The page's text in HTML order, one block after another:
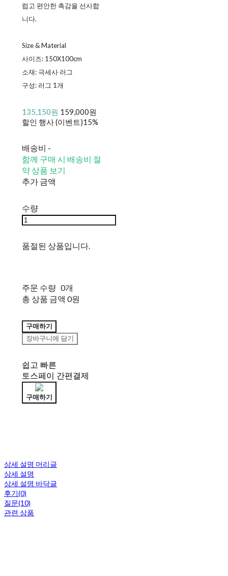
럽고 편안한 촉감을 선사합
니다.
Size & Material
사이즈: 150X100cm
소재: 극세사 러그
구성: 러그 1개
135,150원 159,000원
할인 행사 (이벤트)15%
배송비 -
함께 구매 시 배송비 절
약 상품 보기
추가 금액
수량
품절된 상품입니다.
주문 수량 0개
총 상품 금액 0원
구매하기
장바구니에 담기
쉽고 빠른
토스페이 간편결제
구매하기
상세 설명 머리글
상세 설명
상세 설명 바닥글
후기(0)
질문(10)
관련 상품